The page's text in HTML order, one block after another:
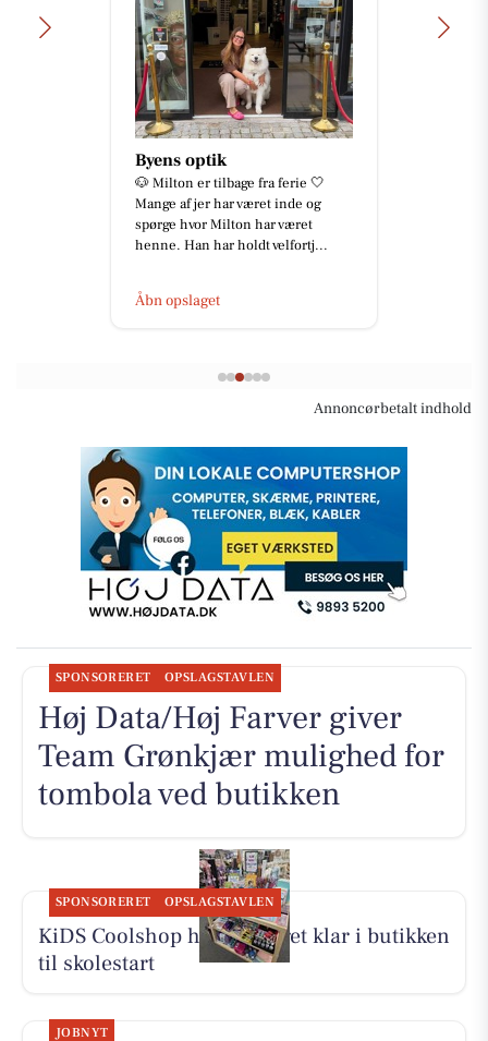
Byens optik
🐶 Milton er tilbage fra ferie 🤍
Mange af jer har været inde og
spørge hvor Milton har været
henne. Han har holdt velfortj...
Åbn opslaget
Annoncørbetalt indhold
SPONSORERET OPSLAGSTAVLEN
Høj Data/Høj Farver giver
Team Grønkjær mulighed for
tombola ved butikken
SPONSORERET OPSLAGSTAVLEN
KiDS Coolshop har udvalget klar i butikken
til skolestart
JOBNYT